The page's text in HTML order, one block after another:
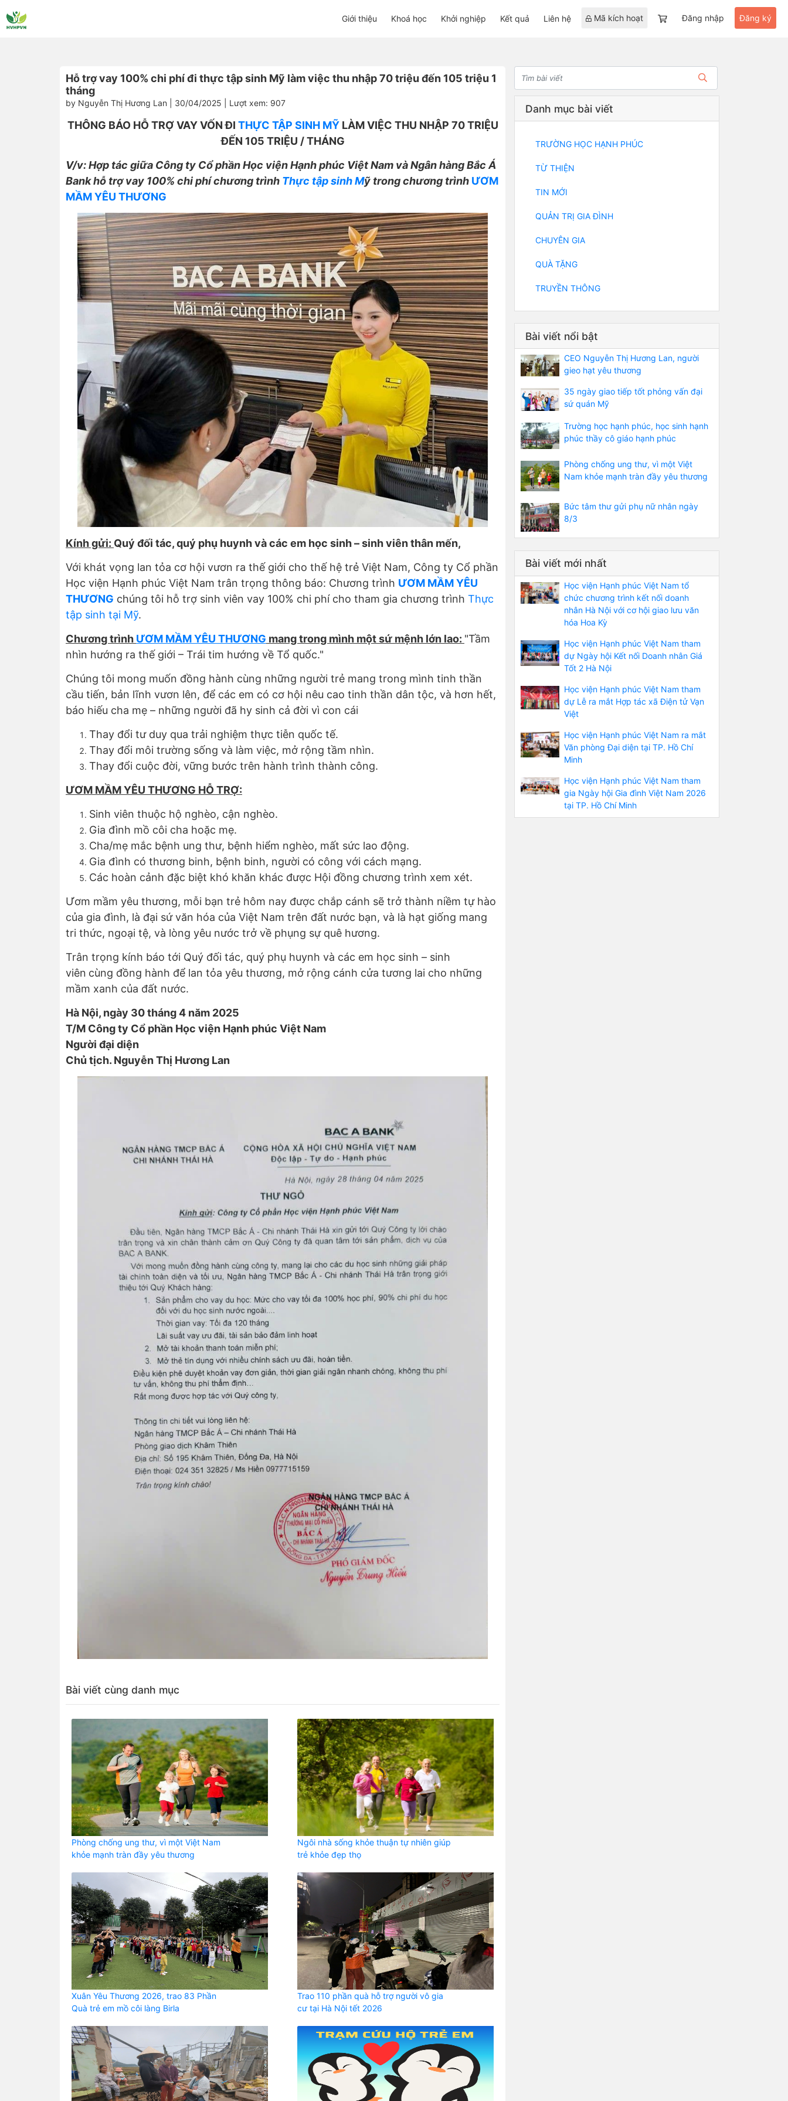
Giới thiệu Khoá học Khởi nghiệp Kết quả Liên hệ Mã kích hoạt Đăng nhập Đăng ký
Hỗ trợ vay 100% chi phí đi thực tập sinh Mỹ làm việc thu nhập 70 triệu đến 105 triệu 1
tháng
by Nguyễn Thị Hương Lan | 30/04/2025 | Lượt xem: 907
THÔNG BÁO HỖ TRỢ VAY VỐN ĐI THỰC TẬP SINH MỸLÀM VIỆC THU NHẬP 70 TRIỆU
ĐẾN 105 TRIỆU / THÁNG
V/v: Hợp tác giữa Công ty Cổ phần Học viện Hạnh phúc Việt Nam và Ngân hàng Bắc Á
Bank hỗ trợ vay 100% chi phí chương trình Thực tập sinh Mỹ trong chương trình ƯƠM
MẦM YÊU THƯƠNG
Kính gửi: Quý đối tác, quý phụ huynh và các em học sinh – sinh viên thân mến,
Với khát vọng lan tỏa cơ hội vươn ra thế giới cho thế hệ trẻ Việt Nam, Công ty Cổ phần
Học viện Hạnh phúc Việt Nam trân trọng thông báo: Chương trình ƯƠM MẦM YÊU
THƯƠNG chúng tôi hỗ trợ sinh viên vay 100% chi phí cho tham gia chương trình Thực
tập sinh tại Mỹ.
Chương trình ƯƠM MẦM YÊU THƯƠNG mang trong mình một sứ mệnh lớn lao: "Tầm
nhìn hướng ra thế giới – Trái tim hướng về Tổ quốc."
Chúng tôi mong muốn đồng hành cùng những người trẻ mang trong mình tinh thần
cầu tiến, bản lĩnh vươn lên, để các em có cơ hội nêu cao tinh thần dân tộc, và hơn hết,
báo hiếu cha mẹ – những người đã hy sinh cả đời vì con cái
Thay đổi tư duy qua trải nghiệm thực tiễn quốc tế.
Thay đổi môi trường sống và làm việc, mở rộng tầm nhìn.
Thay đổi cuộc đời, vững bước trên hành trình thành công.
ƯƠM MẦM YÊU THƯƠNG HỖ TRỢ:
Sinh viên thuộc hộ nghèo, cận nghèo.
Gia đình mồ côi cha hoặc mẹ.
Cha/mẹ mắc bệnh ung thư, bệnh hiểm nghèo, mất sức lao động.
Gia đình có thương binh, bệnh binh, người có công với cách mạng.
Các hoàn cảnh đặc biệt khó khăn khác được Hội đồng chương trình xem xét.
Ươm mầm yêu thương, mỗi bạn trẻ hôm nay được chắp cánh sẽ trở thành niềm tự hào
của gia đình, là đại sứ văn hóa của Việt Nam trên đất nước bạn, và là hạt giống mang
tri thức, ngoại tệ, và lòng yêu nước trở về phụng sự quê hương.
Trân trọng kính báo tới Quý đối tác, quý phụ huynh và các em học sinh – sinh
viên cùng đồng hành để lan tỏa yêu thương, mở rộng cánh cửa tương lai cho những
mầm xanh của đất nước.
Hà Nội, ngày 30 tháng 4 năm 2025
T/M Công ty Cổ phần Học viện Hạnh phúc Việt Nam
Người đại diện
Chủ tịch. Nguyễn Thị Hương Lan
Bài viết cùng danh mục
Phòng chống ung thư, vì một Việt Nam
khỏe mạnh tràn đầy yêu thương
Ngôi nhà sống khỏe thuận tự nhiên giúp
trẻ khỏe đẹp thọ
Xuân Yêu Thương 2026, trao 83 Phần
Quà trẻ em mồ côi làng Birla
Trao 110 phần quà hỗ trợ người vô gia
cư tại Hà Nội tết 2026
Danh mục bài viết
TRƯỜNG HỌC HẠNH PHÚC
TỪ THIỆN
TIN MỚI
QUẢN TRỊ GIA ĐÌNH
CHUYÊN GIA
QUÀ TẶNG
TRUYỀN THÔNG
Bài viết nổi bật
CEO Nguyễn Thị Hương Lan, người
gieo hạt yêu thương
35 ngày giao tiếp tốt phỏng vấn đại
sứ quán Mỹ
Trường học hạnh phúc, học sinh hạnh
phúc thầy cô giáo hạnh phúc
Phòng chống ung thư, vì một Việt
Nam khỏe mạnh tràn đầy yêu thương
Bức tâm thư gửi phụ nữ nhân ngày
8/3
Bài viết mới nhất
Học viện Hạnh phúc Việt Nam tổ
chức chương trình kết nối doanh
nhân Hà Nội với cơ hội giao lưu văn
hóa Hoa Kỳ
Học viện Hạnh phúc Việt Nam tham
dự Ngày hội Kết nối Doanh nhân Giá
Tốt 2 Hà Nội
Học viện Hạnh phúc Việt Nam tham
dự Lễ ra mắt Hợp tác xã Điện tử Vạn
Việt
Học viện Hạnh phúc Việt Nam ra mắt
Văn phòng Đại diện tại TP. Hồ Chí
Minh
Học viện Hạnh phúc Việt Nam tham
gia Ngày hội Gia đình Việt Nam 2026
tại TP. Hồ Chí Minh